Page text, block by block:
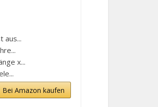
aus...
x...
Bei Amazon kaufen